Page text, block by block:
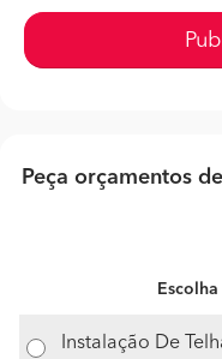
Peça orçamentos
Instalação De